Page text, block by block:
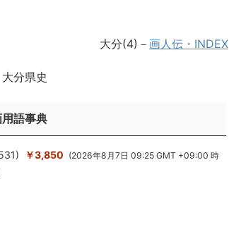
大分(4)－ 画人伝・INDEX
分県史
語事典
) ￥3,850 (2026年8月7日 09:25 GMT +09:00 時